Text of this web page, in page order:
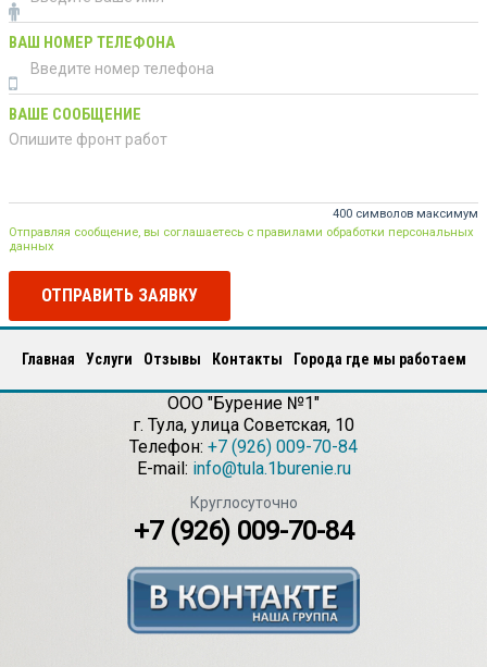
ВАШ НОМЕР ТЕЛЕФОНА
ВАШЕ СООБЩЕНИЕ
400 символов максимум
Отправляя сообщение, вы соглашаетесь с правилами обработки персональных
данных
ОТПРАВИТЬ ЗАЯВКУ
Главная Услуги Отзывы Контакты Города где мы работаем
ООО "Бурение №1"
г. Тула, улица Советская, 10
Телефон: +7 (926) 009-70-84
E-mail: info@tula.1burenie.ru
Круглосуточно
+7 (926) 009-70-84